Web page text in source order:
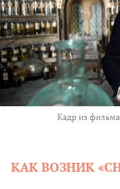
Кадр из
КАК ВОЗНИК